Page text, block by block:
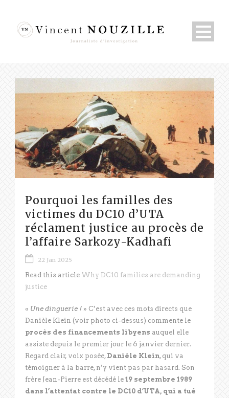
Pourquoi les familles des
victimes du DC10 d’UTA
réclament justice au procès de
l’affaire Sarkozy-Kadhafi
22 Jan 2025
Read this article Why DC10 families are demanding
justice
« Une dinguerie ! » C’est avec ces mots directs que
Danièle Klein (voir photo ci-dessus) commente le
procès des financements libyens auquel elle
assiste depuis le premier jour le 6 janvier dernier.
Regard clair, voix posée, Danièle Klein, qui va
témoigner à la barre, n’y vient pas par hasard. Son
frère Jean-Pierre est décédé le 19 septembre 1989
dans l’attentat contre le DC10 d’UTA, qui a tué